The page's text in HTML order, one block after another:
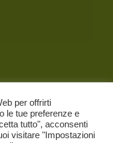
Registered
per offrirti
le tue preferenze e
tutto", acconsenti
visitare "Impostazioni